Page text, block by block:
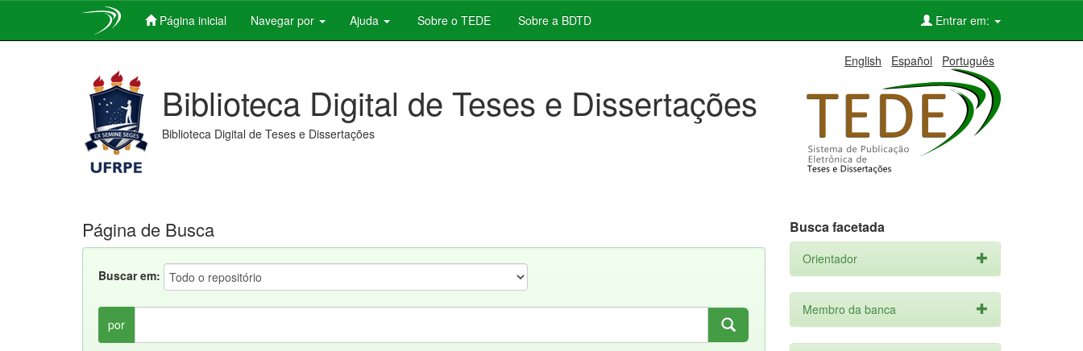
Página inicial Navegar por Ajuda Sobre o TEDE Sobre a BDTD Entrar em:
English Español Português
Biblioteca Digital de Teses e Dissertações
Biblioteca Digital de Teses e Dissertações
Página de Busca
Buscar em:
por
Busca facetada
Orientador
Membro da banca